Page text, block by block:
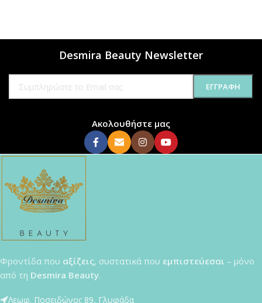
Desmira Beauty Newsletter
Ακολουθήστε μας
Φροντίδα που αξίζεις, συστατικά που εμπιστεύεσαι – μόνο
από τη Desmira Beauty.
Λεωφ. Ποσειδώνος 89, Γλυφάδα